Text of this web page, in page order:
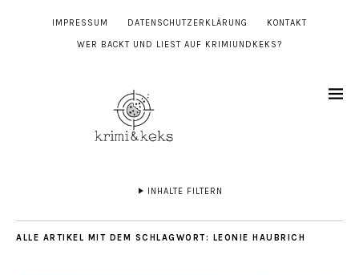
IMPRESSUM DATENSCHUTZERKLÄRUNG KONTAKT
WER BACKT UND LIEST AUF KRIMIUNDKEKS?
INHALTE FILTERN
ALLE ARTIKEL MIT DEM SCHLAGWORT: LEONIE HAUBRICH